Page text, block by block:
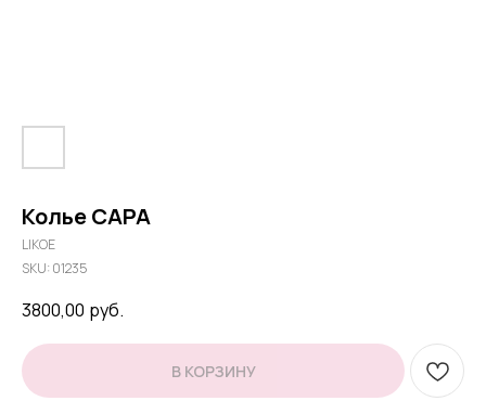
Колье САРА
LIKOE
SKU: 01235
3800,00 руб.
В КОРЗИНУ